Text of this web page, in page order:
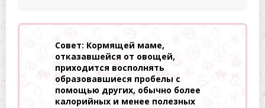
Совет: Кормящей маме,
отказавшейся от овощей,
приходится восполнять
образовавшиеся пробелы с
помощью других, обычно более
калорийных и менее полезных